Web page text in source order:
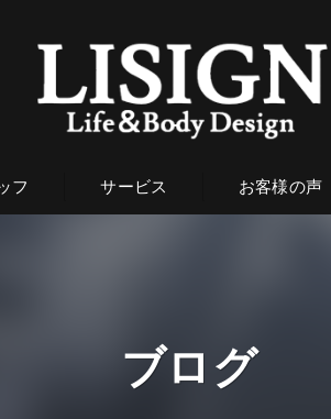
フ サービス お客様の声
ブログ